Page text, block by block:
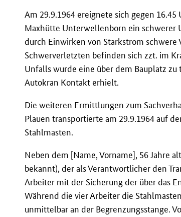
Am 29.9.1964 ereignete sich gegen
Maxhütte Unterwellenborn ein schwerer
durch Einwirken von Starkstrom
Schwerverletzten befinden sich zzt. im
Unfalls wurde eine über dem Bauplatz
Autokran Kontakt erhielt.
Die weiteren Ermittlungen zum
Plauen transportierte am 29.9.1964 auf
Stahlmasten.
Neben dem [Name, Vorname], 56 Jahre
bekannt), der als Verantwortlicher den
Arbeiter mit der Sicherung der über das
Während die vier Arbeiter die
unmittelbar an der Begrenzungsstange.